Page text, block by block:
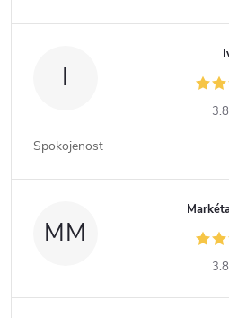
I
Spokojenost
MM